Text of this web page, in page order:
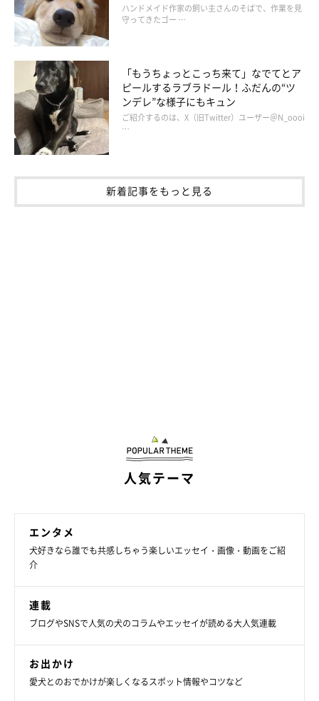
ハンドメイド作家の飼い主さんのそばで、作業を見
守ってきたゴー …
「もうちょっとこっち来て」なでてとア
ピールするラブラドール！ふだんの“ツ
ンデレ”な様子にもキュン
ご紹介するのは、X（旧Twitter）ユーザー＠N_oooi
…
新着記事をもっと見る
人気テーマ
エンタメ
犬好きなら誰でも共感しちゃう楽しいエッセイ・画像・動画をご紹
介
連載
ブログやSNSで人気の犬のコラムやエッセイが読める大人気連載
お出かけ
愛犬とのおでかけが楽しくなるスポット情報やコツなど